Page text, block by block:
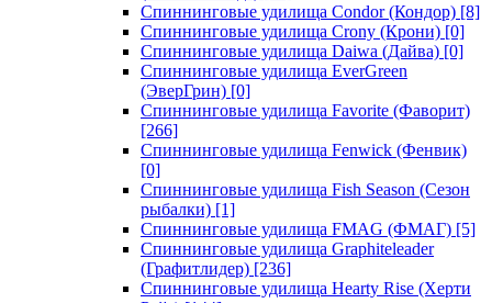
Спиннинговые удилища Condor (Кондор) [8]
Спиннинговые удилища Crony (Крони) [0]
Спиннинговые удилища Daiwa (Дайва) [0]
Спиннинговые удилища EverGreen
(ЭверГрин) [0]
Спиннинговые удилища Favorite (Фаворит)
[266]
Спиннинговые удилища Fenwick (Фенвик)
[0]
Спиннинговые удилища Fish Season (Сезон
рыбалки) [1]
Спиннинговые удилища FMAG (ФМАГ) [5]
Спиннинговые удилища Graphiteleader
(Графитлидер) [236]
Спиннинговые удилища Hearty Rise (Херти